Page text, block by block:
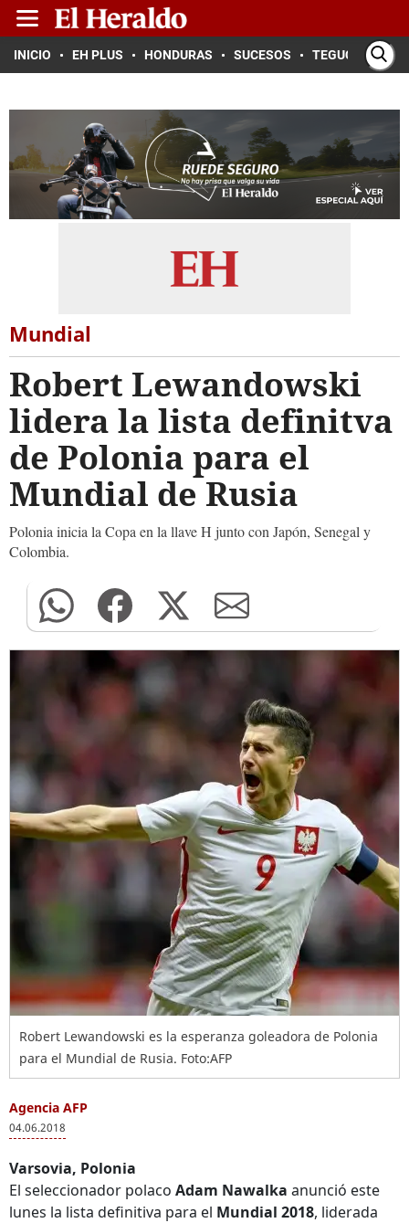
INICIO EH PLUS HONDURAS SUCESOS TEGUCIGALPA
Mundial
Robert Lewandowski
lidera la lista definitva
de Polonia para el
Mundial de Rusia
Polonia inicia la Copa en la llave H junto con Japón, Senegal y
Colombia.
Robert Lewandowski es la esperanza goleadora de Polonia
para el Mundial de Rusia. Foto:AFP
Agencia AFP
04.06.2018
Varsovia, Polonia
El seleccionador polaco Adam Nawalka anunció este
lunes la lista definitiva para el Mundial 2018, liderada